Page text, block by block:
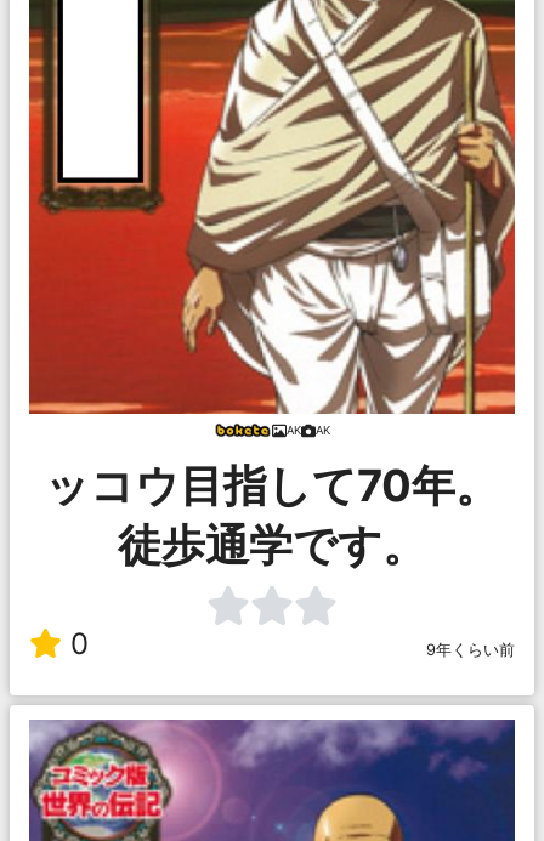
AK AK
ッコウ目指して70年。
徒歩通学です。
0 9年くらい前